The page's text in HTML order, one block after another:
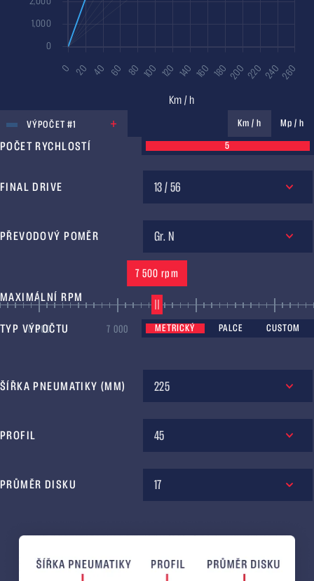
VÝPOČET #1
JEDNOTKA
Km / h Mp / h
POČET RYCHLOSTÍ 5
FINAL DRIVE 13 / 56
PŘEVODOVÝ POMĚR Gr. N
MAXIMÁLNÍ RPM
7 500 rpm
6 000 7 000 8 000 9 000
TYP VÝPOČTU METRICKÝ PALCE CUSTOM
ŠÍŘKA PNEUMATIKY (MM) 225
PROFIL 45
PRŮMĚR DISKU 17